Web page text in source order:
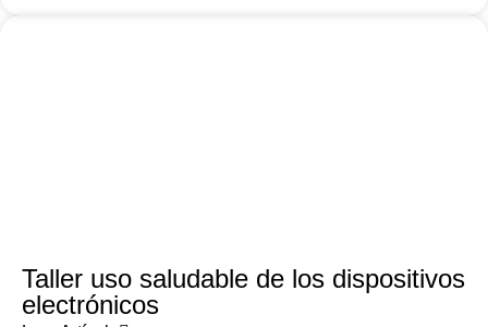
Taller uso saludable de los dispositivos
electrónicos